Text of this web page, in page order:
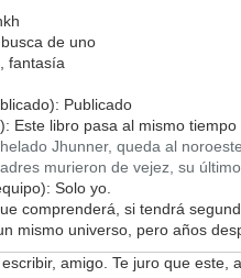
de uno
fantasía
Publicado
Este libro pasa al mismo
Jhunner, queda al
murieron de vejez, su
Solo yo.
comprenderá, si tendrá
mismo universo, pero años
amigo. Te juro que